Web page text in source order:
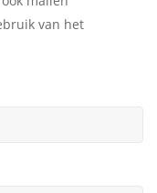
van het